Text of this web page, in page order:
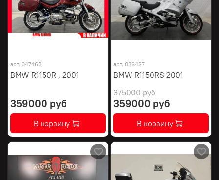
арт. 047463
BMW R1150R , 2001
359000 руб
В корзину
арт. 038427
BMW R1150RS 2001
375000 руб
359000 руб
В корзину